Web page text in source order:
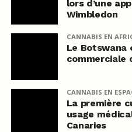
lors d’une
Wimbledon
CANNABIS EN
Le Botswana
commerciale
CANNABIS EN
La première
usage
Canaries